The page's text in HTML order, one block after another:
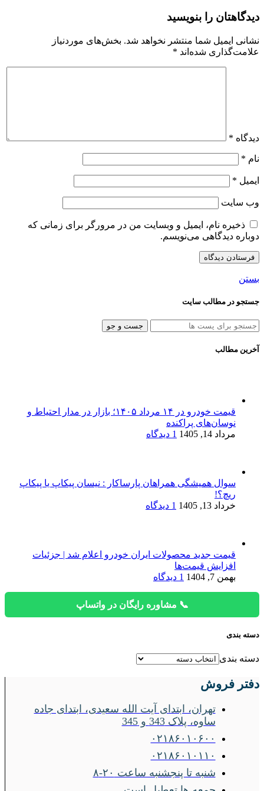
دیدگاهتان را بنویسید
نشانی ایمیل شما منتشر نخواهد شد. بخش‌های موردنیاز
علامت‌گذاری شده‌اند *
دیدگاه *
نام *
ایمیل *
وب‌ سایت
ذخیره نام، ایمیل و وبسایت من در مرورگر برای زمانی که
دوباره دیدگاهی می‌نویسم.
بستن
جستجو در مطالب سایت
جست و جو
آخرین مطالب
قیمت خودرو در ۱۴ مرداد ۱۴۰۵؛ بازار در مدار احتیاط و
نوسان‌های پراکنده
مرداد 14, 1405
1 دیدگاه
سوال همیشگی همراهان پارساکار : نیسان پیکاپ یا پیکاپ
ریچ؟!
خرداد 13, 1405
1 دیدگاه
قیمت جدید محصولات ایران خودرو اعلام شد | جزئیات
افزایش قیمت‌ها
بهمن 7, 1404
1 دیدگاه
📞 مشاوره رایگان در واتساپ
دسته بندی
دسته بندی
دفتر فروش
تهران، ابتدای آیت الله سعیدی، ابتدای جاده
ساوه، پلاک 343 و 345
۰۲۱۸۶۰۱۰۶۰۰
۰۲۱۸۶۰۱۰۱۱۰
شنبه تا پنجشنبه ساعت ۲۰-۸